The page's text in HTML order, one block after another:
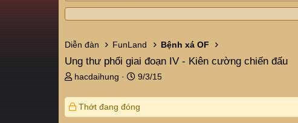
Diễn đàn FunLand Bệnh xá OF
Ung thư phổi giai đoạn IV - Kiên cường chiến đấu
T
r
e
hacdaihung
N
à
y
9/3/15
Thớt đang đóng